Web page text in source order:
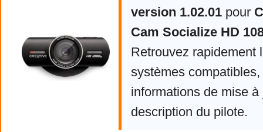
version 1.02.01 pour
Cam Socialize HD
Retrouvez rapidement
systèmes compatibles,
informations de mise à
description du pilote.